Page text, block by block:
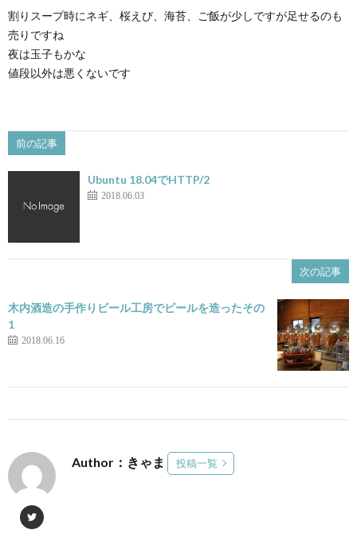
割りスープ時にネギ、桜えび、海苔、ご飯が少しですが足せるのも
売りですね
夜は玉子もかな
値段以外は悪くないです
前の記事
Ubuntu 18.04でHTTP/2
2018.06.03
次の記事
木内酒造の手作りビール工房でビールを造ったその
1
2018.06.16
Author：きゃま 投稿一覧